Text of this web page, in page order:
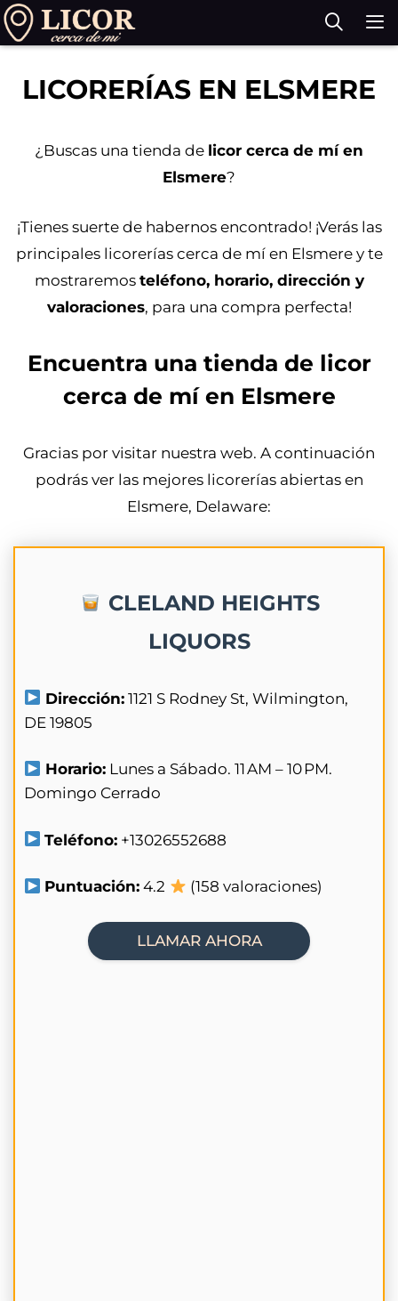
Saltar
al
LICORERÍAS EN ELSMERE
¿Buscas una tienda de licor cerca de mí en
Elsmere?
¡Tienes suerte de habernos encontrado! ¡Verás las
principales licorerías cerca de mí en Elsmere y te
mostraremos teléfono, horario, dirección y
valoraciones, para una compra perfecta!
Encuentra una tienda de licor
cerca de mí en Elsmere
Gracias por visitar nuestra web. A continuación
podrás ver las mejores licorerías abiertas en
Elsmere, Delaware:
CLELAND HEIGHTS
LIQUORS
Dirección: 1121 S Rodney St, Wilmington,
DE 19805
Horario: Lunes a Sábado. 11 AM – 10 PM.
Domingo Cerrado
Teléfono: +13026552688
Puntuación: 4.2 (158 valoraciones)
LLAMAR AHORA